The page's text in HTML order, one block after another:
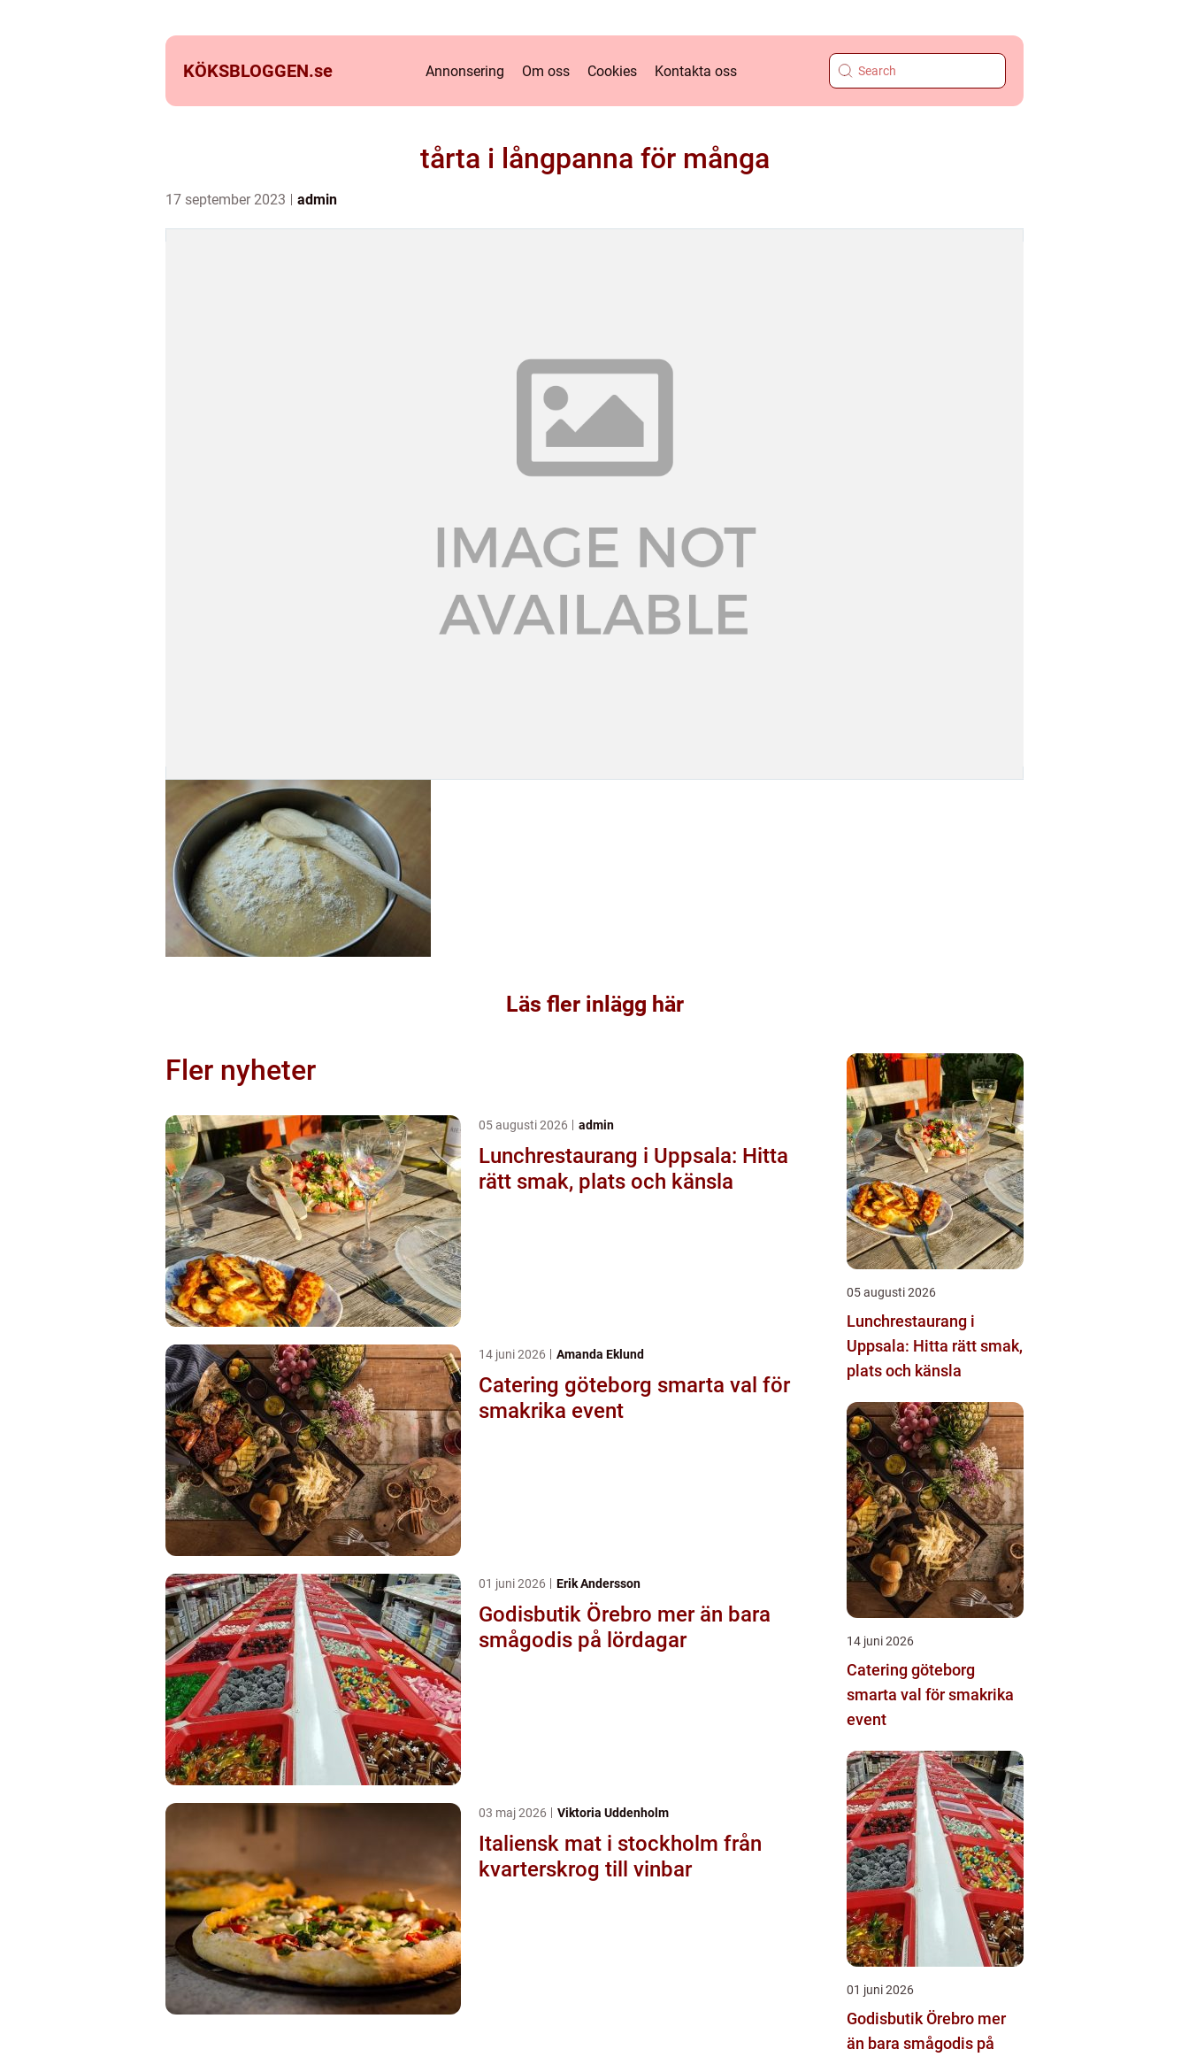
KÖKSBLOGGEN.se Annonsering Om oss Cookies Kontakta oss
tårta i långpanna för många
17 september 2023 admin
Läs fler inlägg här
Fler nyheter
05 augusti 2026 admin
Lunchrestaurang i Uppsala: Hitta
rätt smak, plats och känsla
14 juni 2026 Amanda Eklund
Catering göteborg smarta val för
smakrika event
01 juni 2026 Erik Andersson
Godisbutik Örebro mer än bara
smågodis på lördagar
03 maj 2026 Viktoria Uddenholm
Italiensk mat i stockholm från
kvarterskrog till vinbar
05 augusti 2026
Lunchrestaurang i
Uppsala: Hitta rätt smak,
plats och känsla
14 juni 2026
Catering göteborg
smarta val för smakrika
event
01 juni 2026
Godisbutik Örebro mer
än bara smågodis på